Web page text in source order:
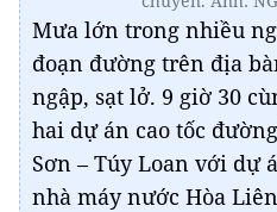
Mưa lớn trong nhiều
đoạn đường trên địa
ngập, sạt lở. 9 giờ 30
hai dự án cao tốc
Sơn – Túy Loan với dự
nhà máy nước Hòa